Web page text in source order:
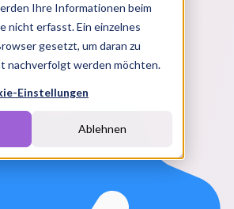
Ihre Informationen beim
nicht erfasst. Ein einzelnes
gesetzt, um daran zu
nachverfolgt werden möchten.
Einstellungen
Ablehnen